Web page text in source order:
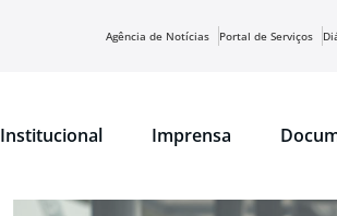
Agência de Notícias Portal de Serviços
Institucional Imprensa